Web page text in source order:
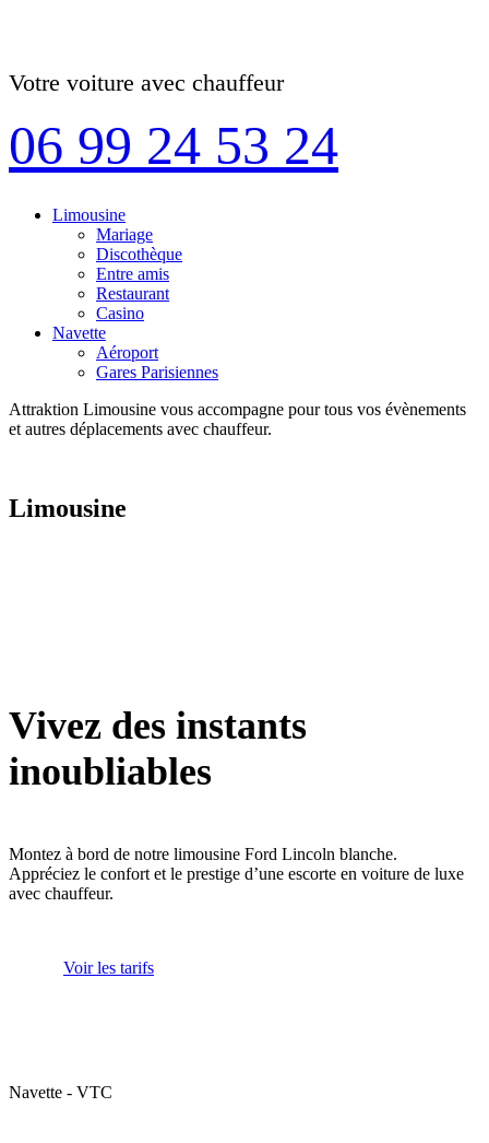
Votre voiture avec chauffeur
06 99 24 53 24
Limousine
Mariage
Discothèque
Entre amis
Restaurant
Casino
Navette
Aéroport
Gares Parisiennes
Attraktion Limousine vous accompagne pour tous vos évènements
et autres déplacements avec chauffeur.
Limousine
Vivez des instants
inoubliables
Montez à bord de notre limousine Ford Lincoln blanche.
Appréciez le confort et le prestige d’une escorte en voiture de luxe
avec chauffeur.
Voir les tarifs
Navette - VTC